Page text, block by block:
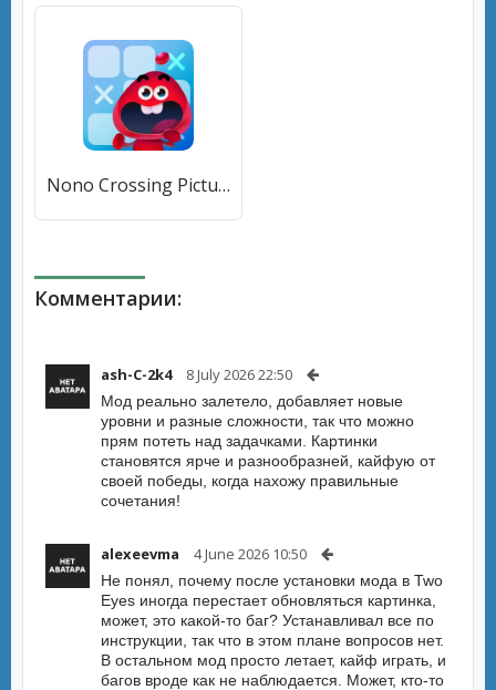
Nono Crossing Picture Nonogram (Ноно Кроссинг) [МОД Меню] APK Android
Комментарии:
ash-C-2k4 8 July 2026 22:50
Мод реально залетело, добавляет новые
уровни и разные сложности, так что можно
прям потеть над задачками. Картинки
становятся ярче и разнообразней, кайфую от
своей победы, когда нахожу правильные
сочетания!
alexeevma 4 June 2026 10:50
Не понял, почему после установки мода в Two
Eyes иногда перестает обновляться картинка,
может, это какой-то баг? Устанавливал все по
инструкции, так что в этом плане вопросов нет.
В остальном мод просто летает, кайф играть, и
багов вроде как не наблюдается. Может, кто-то